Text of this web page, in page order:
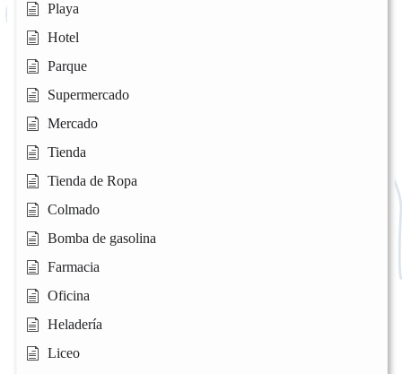
Playa
Hotel
Parque
Supermercado
Mercado
Tienda
Tienda de Ropa
Colmado
Bomba de gasolina
Farmacia
Oficina
Heladería
Liceo